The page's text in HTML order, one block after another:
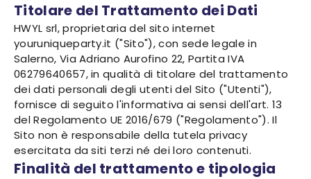
Titolare del Trattamento dei Dati
HWYL srl, proprietaria del sito internet
youruniqueparty.it ("Sito"), con sede legale in
Salerno, Via Adriano Aurofino 22, Partita IVA
06279640657, in qualità di titolare del trattamento
dei dati personali degli utenti del Sito ("Utenti"),
fornisce di seguito l'informativa ai sensi dell'art. 13
del Regolamento UE 2016/679 ("Regolamento"). Il
Sito non è responsabile della tutela privacy
esercitata da siti terzi né dei loro contenuti.
Finalità del trattamento e tipologia